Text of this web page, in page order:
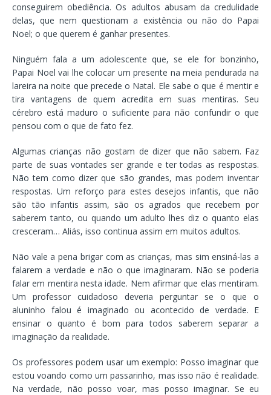
conseguirem obediência. Os adultos abusam da credulidade
delas, que nem questionam a existência ou não do Papai
Noel; o que querem é ganhar presentes.
Ninguém fala a um adolescente que, se ele for bonzinho,
Papai Noel vai lhe colocar um presente na meia pendurada na
lareira na noite que precede o Natal. Ele sabe o que é mentir e
tira vantagens de quem acredita em suas mentiras. Seu
cérebro está maduro o suficiente para não confundir o que
pensou com o que de fato fez.
Algumas crianças não gostam de dizer que não sabem. Faz
parte de suas vontades ser grande e ter todas as respostas.
Não tem como dizer que são grandes, mas podem inventar
respostas. Um reforço para estes desejos infantis, que não
são tão infantis assim, são os agrados que recebem por
saberem tanto, ou quando um adulto lhes diz o quanto elas
cresceram… Aliás, isso continua assim em muitos adultos.
Não vale a pena brigar com as crianças, mas sim ensiná-las a
falarem a verdade e não o que imaginaram. Não se poderia
falar em mentira nesta idade. Nem afirmar que elas mentiram.
Um professor cuidadoso deveria perguntar se o que o
aluninho falou é imaginado ou acontecido de verdade. E
ensinar o quanto é bom para todos saberem separar a
imaginação da realidade.
Os professores podem usar um exemplo: Posso imaginar que
estou voando como um passarinho, mas isso não é realidade.
Na verdade, não posso voar, mas posso imaginar. Se eu